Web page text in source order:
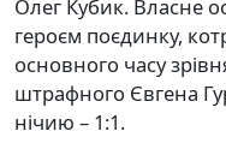
Олег Кубик. Власне
героєм поєдинку,
основного часу
штрафного Євгена
нічию – 1:1.